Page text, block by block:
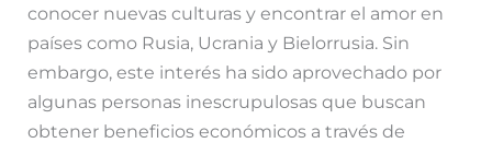
conocer nuevas culturas y encontrar el amor en
países como Rusia, Ucrania y Bielorrusia. Sin
embargo, este interés ha sido aprovechado por
algunas personas inescrupulosas que buscan
obtener beneficios económicos a través de